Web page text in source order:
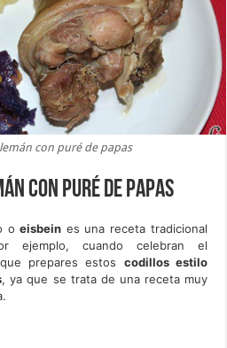
con puré de papas
con puré de papas
oeisbein es una receta tradicional
ejemplo, cuando celebran el
prepares estos codillos estilo
, ya que se trata de una receta muy